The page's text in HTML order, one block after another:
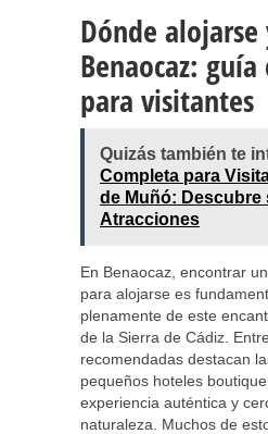
Dónde
Benaocaz:
para visitantes
Quizás también te
Completa para
de Muñó:
Atracciones
En Benaocaz, encontrar
para alojarse es
plenamente de este
de la Sierra de Cádiz.
recomendadas destacan
pequeños hoteles
experiencia auténtica y
naturaleza. Muchos de